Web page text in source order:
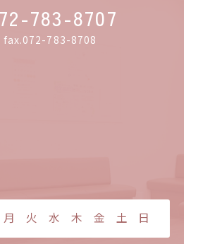
783-8707
fax.072-783-8708
月 火 水 木 金 土 日